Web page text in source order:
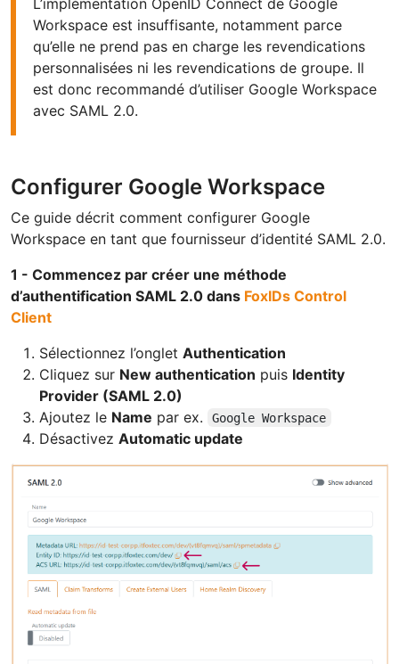
L’implémentation OpenID Connect de Google
Workspace est insuffisante, notamment parce
qu’elle ne prend pas en charge les revendications
personnalisées ni les revendications de groupe. Il
est donc recommandé d’utiliser Google Workspace
avec SAML 2.0.
Configurer Google Workspace
Ce guide décrit comment configurer Google
Workspace en tant que fournisseur d’identité SAML 2.0.
1 - Commencez par créer une méthode
d’authentification SAML 2.0 dans FoxIDs Control
Client
Sélectionnez l’onglet Authentication
Cliquez sur New authentication puis Identity
Provider (SAML 2.0)
Ajoutez le Name par ex. Google Workspace
Désactivez Automatic update